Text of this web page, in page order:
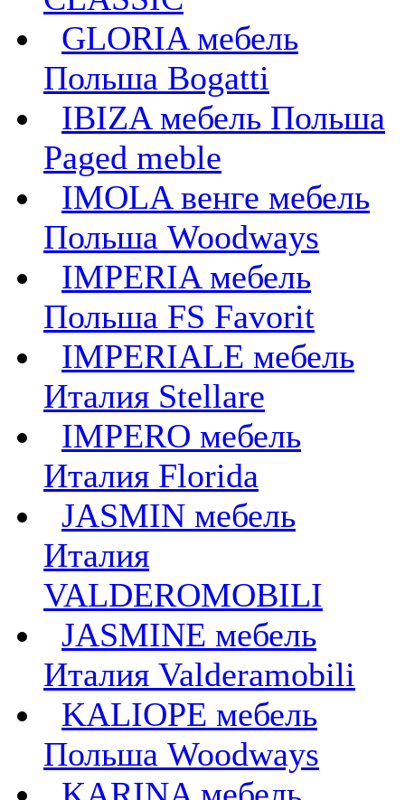
GLORIA мебель
Польша Bogatti
IBIZA мебель Польша
Paged meble
IMOLA венге мебель
Польша Woodways
IMPERIA мебель
Польша FS Favorit
IMPERIALE мебель
Италия Stellare
IMPERO мебель
Италия Florida
JASMIN мебель
Италия
VALDEROMOBILI
JASMINE мебель
Италия Valderamobili
KALIOPE мебель
Польша Woodways